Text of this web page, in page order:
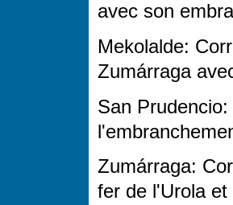
avec son
Mekolalde:
Zumárraga
San
Zumárraga:
fer de l'Urola